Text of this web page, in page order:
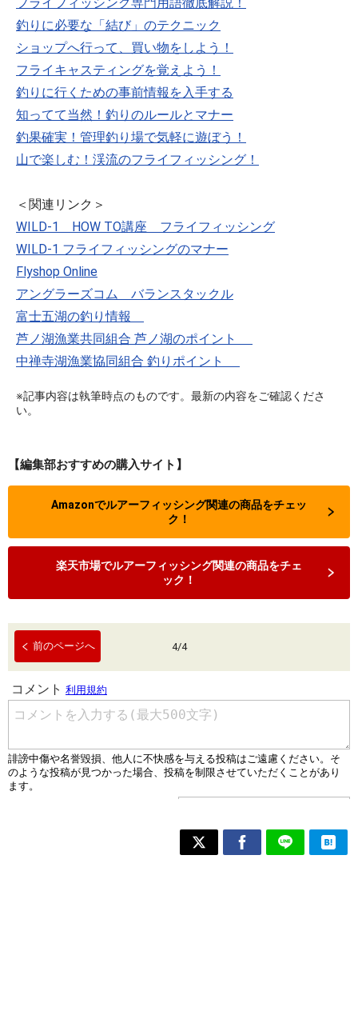
釣りに必要な「結び」のテクニック
ショップへ行って、買い物をしよう！
フライキャスティングを覚えよう！
釣りに行くための事前情報を入手する
知ってて当然！釣りのルールとマナー
釣果確実！管理釣り場で気軽に遊ぼう！
山で楽しむ！渓流のフライフィッシング！
＜関連リンク＞
WILD-1 HOW TO講座 フライフィッシング
WILD-1 フライフィッシングのマナー
Flyshop Online
アングラーズコム バランスタックル
富士五湖の釣り情報
芦ノ湖漁業共同組合 芦ノ湖のポイント
中禅寺湖漁業協同組合 釣りポイント
※記事内容は執筆時点のものです。最新の内容をご確認くださ
い。
【編集部おすすめの購入サイト】
Amazonでルアーフィッシング関連の商品をチェッ
ク！
楽天市場でルアーフィッシング関連の商品をチェ
ック！
前のページへ 4/4